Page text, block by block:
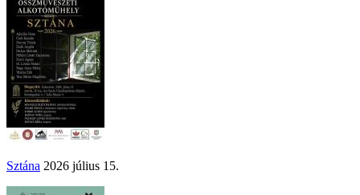
Sztána 2026 július 15.